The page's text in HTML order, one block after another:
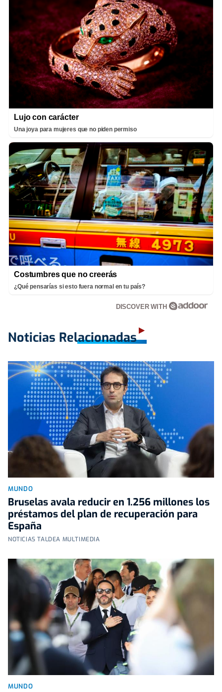
Lujo con carácter
Una joya para mujeres que no piden permiso
Costumbres que no creerás
¿Qué pensarías si esto fuera normal en tu país?
DISCOVER WITH
Noticias Relacionadas
MUNDO
Bruselas avala reducir en 1.256 millones los
préstamos del plan de recuperación para
España
NOTICIAS TALDEA MULTIMEDIA
MUNDO